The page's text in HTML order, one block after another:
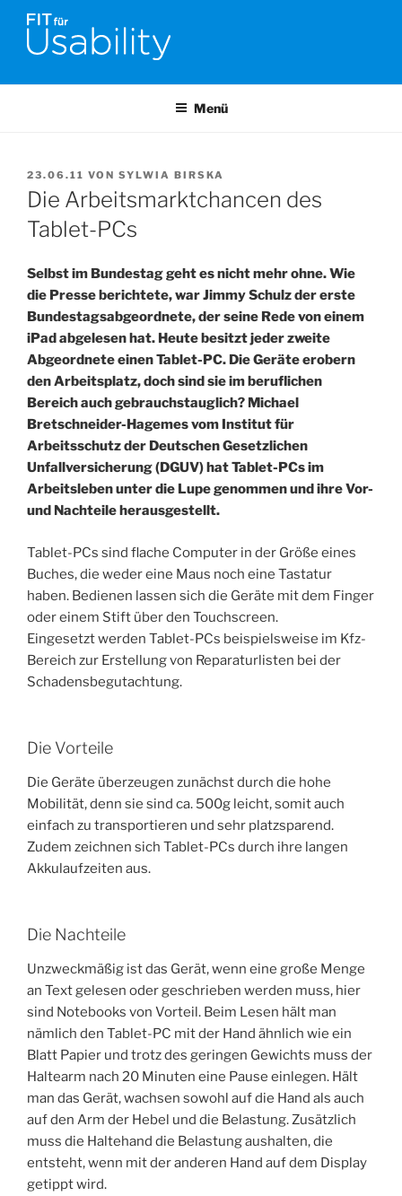
Zum
Inhalt
springen
FIT FÜR USABILITY
Menü
VERÖFFENTLICHT
AM
23.06.11 VON SYLWIA BIRSKA
Die Arbeitsmarktchancen des
Tablet-PCs
Selbst im Bundestag geht es nicht mehr ohne. Wie
die Presse berichtete, war Jimmy Schulz der erste
Bundestagsabgeordnete, der seine Rede von einem
iPad abgelesen hat. Heute besitzt jeder zweite
Abgeordnete einen Tablet-PC. Die Geräte erobern
den Arbeitsplatz, doch sind sie im beruflichen
Bereich auch gebrauchstauglich? Michael
Bretschneider-Hagemes vom Institut für
Arbeitsschutz der Deutschen Gesetzlichen
Unfallversicherung (DGUV) hat Tablet-PCs im
Arbeitsleben unter die Lupe genommen und ihre Vor-
und Nachteile herausgestellt.
Tablet-PCs sind flache Computer in der Größe eines
Buches, die weder eine Maus noch eine Tastatur
haben. Bedienen lassen sich die Geräte mit dem Finger
oder einem Stift über den Touchscreen.
Eingesetzt werden Tablet-PCs beispielsweise im Kfz-
Bereich zur Erstellung von Reparaturlisten bei der
Schadensbegutachtung.
Die Vorteile
Die Geräte überzeugen zunächst durch die hohe
Mobilität, denn sie sind ca. 500g leicht, somit auch
einfach zu transportieren und sehr platzsparend.
Zudem zeichnen sich Tablet-PCs durch ihre langen
Akkulaufzeiten aus.
Die Nachteile
Unzweckmäßig ist das Gerät, wenn eine große Menge
an Text gelesen oder geschrieben werden muss, hier
sind Notebooks von Vorteil. Beim Lesen hält man
nämlich den Tablet-PC mit der Hand ähnlich wie ein
Blatt Papier und trotz des geringen Gewichts muss der
Haltearm nach 20 Minuten eine Pause einlegen. Hält
man das Gerät, wachsen sowohl auf die Hand als auch
auf den Arm der Hebel und die Belastung. Zusätzlich
muss die Haltehand die Belastung aushalten, die
entsteht, wenn mit der anderen Hand auf dem Display
getippt wird.